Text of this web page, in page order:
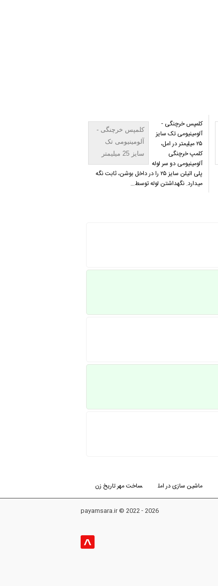
کلمپس خرچنگی -
آلومینیومی تک
سایز 25 میلیمتر
کلمپس خرچنگی -
آلومینیومی تک سایز
۲۵ میلیمتر در امل،
کلمپ خرچنگی
آلومینیومی دو سر لوله
پلی اتیلن سایز ۲۵ را در داخل بوشن، ثابت نگه
میدارد. نگهداشتن لوله توسط…
ماشین سازی در امل ساخت مهر تاریخ زن
payamsara.ir © 2022 - 2026
^